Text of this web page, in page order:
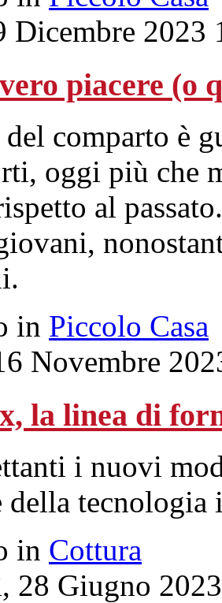
Dicembre 2023
piacere (o
del comparto è
oggi più che
al
in Piccolo Casa
Novembre
la linea di
i nuovi
della
in Cottura
28 Giugno